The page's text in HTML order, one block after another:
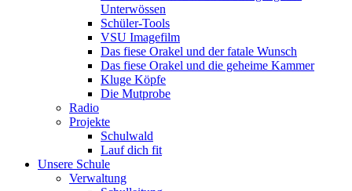
Unterwössen
Schüler-Tools
VSU Imagefilm
Das fiese Orakel und der fatale Wunsch
Das fiese Orakel und die geheime Kammer
Kluge Köpfe
Die Mutprobe
Radio
Projekte
Schulwald
Lauf dich fit
Unsere Schule
Verwaltung